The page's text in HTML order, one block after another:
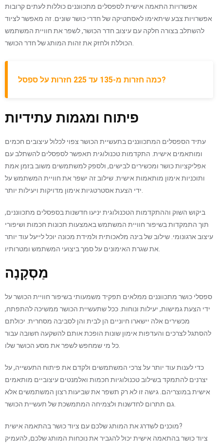
אפשרויות התאמה אישית לספסלים מתכווננים כוללות לעתים קרובות
אפשרויות צבע שיתאימו לאסתטיקה של חדרי כושר שונים. זה מאפשר לציוד
להשתלב בצורה חלקה עם עיצוב חדר הכושר, לשפר את חוויית המשתמש
כמה חזרות מ-135 עד 225 חזרות על ספסל?
פיתוח ומגמות עתידיות
עתיד הספסלים המתכווננים בתעשיית הכושר צפוי לכלול עיצובים חכמים
ומותאמים אישית. התקדמות טכנולוגית תאפשר לספסלים להשתלב עם
אפליקציות כושר ומכשירים לבישים, ולספק למשתמשים משוב בזמן אמת
ותוכניות אימון מותאמות אישית. שילוב זה ישפר את חוויית המשתמש על
ביקוש השוק וההתקדמות הטכנולוגית יניעו חדשנות בספסלים מתכווננים,
תוך התמקדות בשיפור חוויית המשתמש באמצעות תכונות חכמות ושיפורי
עיצוב ארגונומי. שילוב של בינה מלאכותית ולמידת מכונה יוכל לייעל עוד יותר
מַסְקָנָה
ספסלי כושר מתכווננים ממלאים תפקיד משמעותי בשיפור חוויית הכושר על
ידי הצעת גמישות, יעילות ונוחות. ככל שתעשיית הכושר ממשיכה להתפתח,
מכשירים אלה יישארו חיוניים הן לבית והן לסביבה מסחרית. יכולתם
להסתגל לצרכים והעדפות אימון שונות הופכת אותם להשקעה חשובה עבור
כדי לענות עוד יותר על צרכי המשתמשים ולקדם את פיתוח התעשייה, על
יצרנים להתמקד בשילוב טכנולוגיות חכמות ואלמנטים עיצוביים מותאמים
אישית במוצריהם. גישה זו לא רק תשפר את שביעות רצון המשתמשים אלא
מוכנים לשדרג את המותג שלכם עם ציוד כושר בהתאמה אישית?
ציוד כושר בהתאמה אישית יכול להגביר את נוכחות המותג שלכם, להעמיק